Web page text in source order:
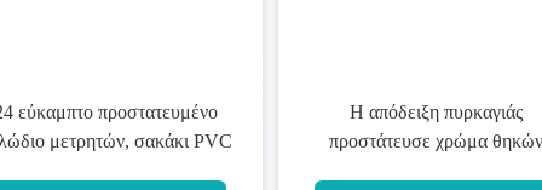
πυρκαγιάς
χρώμα θηκών
300 / 500 Β μαλακή
προστατευμένη οργάνων οθόνη